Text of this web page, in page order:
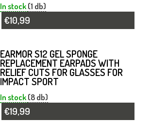
In stock(1 db)
€10,99
EARMOR S12 GEL SPONGE
REPLACEMENT EARPADS WITH
RELIEF CUTS FOR GLASSES FOR
IMPACT SPORT
In stock(8 db)
€19,99